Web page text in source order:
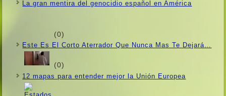
La gran mentira del genocidio español en América
(0)
Este Es El Corto Aterrador Que Nunca Mas Te Dejará…
(0)
12 mapas para entender mejor la Unión Europea